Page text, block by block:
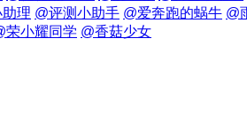
理 @评测小助手 @爱奔跑的蜗牛 @
荣小耀同学 @香菇少女